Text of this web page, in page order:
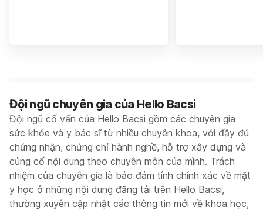
Đội ngũ chuyên gia của Hello Bacsi
Đội ngũ cố vấn của Hello Bacsi gồm các chuyên gia
sức khỏe và y bác sĩ từ nhiều chuyên khoa, với đầy đủ
chứng nhận, chứng chỉ hành nghề, hỗ trợ xây dựng và
củng cố nội dung theo chuyên môn của mình. Trách
nhiệm của chuyên gia là bảo đảm tính chính xác về mặt
y học ở những nội dung đăng tải trên Hello Bacsi,
thường xuyên cập nhật các thông tin mới về khoa học,